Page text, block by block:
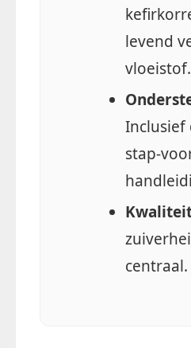
levend
vloeistof.
Inclusief
stap-
centraal.